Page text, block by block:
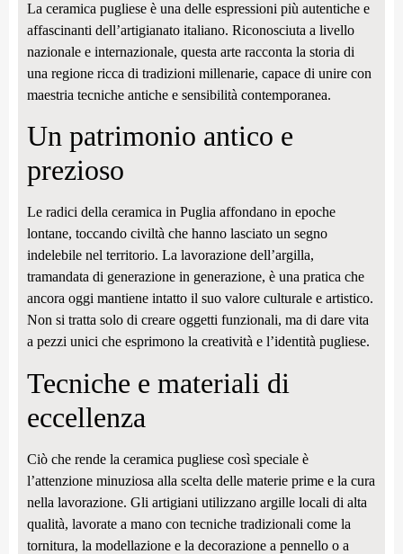
La ceramica pugliese è una delle espressioni più autentiche e
affascinanti dell’artigianato italiano. Riconosciuta a livello
nazionale e internazionale, questa arte racconta la storia di
una regione ricca di tradizioni millenarie, capace di unire con
maestria tecniche antiche e sensibilità contemporanea.
Un patrimonio antico e
prezioso
Le radici della ceramica in Puglia affondano in epoche
lontane, toccando civiltà che hanno lasciato un segno
indelebile nel territorio. La lavorazione dell’argilla,
tramandata di generazione in generazione, è una pratica che
ancora oggi mantiene intatto il suo valore culturale e artistico.
Non si tratta solo di creare oggetti funzionali, ma di dare vita
a pezzi unici che esprimono la creatività e l’identità pugliese.
Tecniche e materiali di
eccellenza
Ciò che rende la ceramica pugliese così speciale è
l’attenzione minuziosa alla scelta delle materie prime e la cura
nella lavorazione. Gli artigiani utilizzano argille locali di alta
qualità, lavorate a mano con tecniche tradizionali come la
tornitura, la modellazione e la decorazione a pennello o a